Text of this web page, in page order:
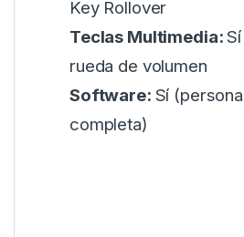
Key Rollover
Teclas Multimedia:
rueda de volumen
Software: Sí
completa)